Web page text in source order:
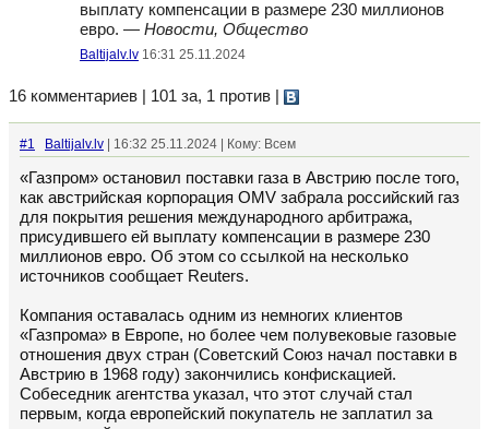
выплату компенсации в размере 230 миллионов
евро. — Новости, Общество
Baltijalv.lv 16:31 25.11.2024
16 комментариев | 101 за, 1 против
#1 Baltijalv.lv | 16:32 25.11.2024 | Кому: Всем
«Газпром» остановил поставки газа в Австрию после того,
как австрийская корпорация OMV забрала российский газ
для покрытия решения международного арбитража,
присудившего ей выплату компенсации в размере 230
миллионов евро. Об этом со ссылкой на несколько
источников сообщает Reuters.
Компания оставалась одним из немногих клиентов
«Газпрома» в Европе, но более чем полувековые газовые
отношения двух стран (Советский Союз начал поставки в
Австрию в 1968 году) закончились конфискацией.
Собеседник агентства указал, что этот случай стал
первым, когда европейский покупатель не заплатил за